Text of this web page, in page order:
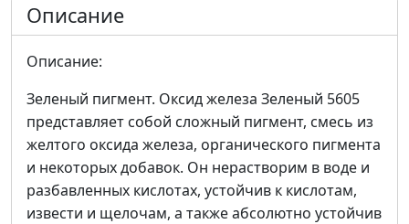
Описание
Описание:
Зеленый пигмент. Оксид железа Зеленый 5605
представляет собой сложный пигмент, смесь из
желтого оксида железа, органического пигмента
и некоторых добавок. Он нерастворим в воде и
разбавленных кислотах, устойчив к кислотам,
извести и щелочам, а также абсолютно устойчив